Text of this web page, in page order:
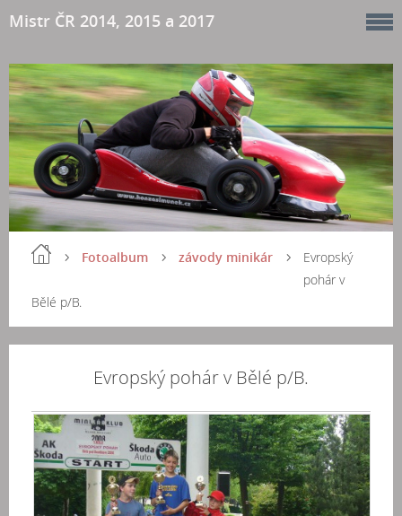
Mistr ČR 2014, 2015 a 2017
Fotoalbum závody minikár
Evropský
pohár v
Bělé p/B.
Evropský pohár v Bělé p/B.